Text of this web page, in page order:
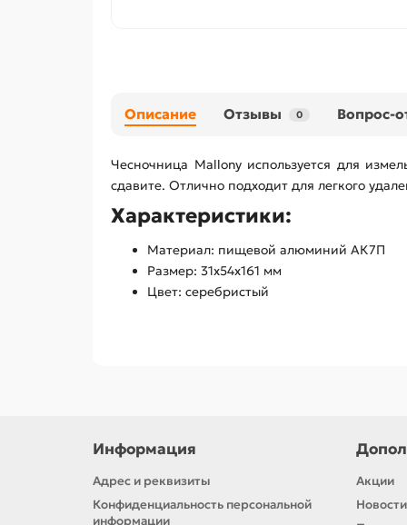
Описание Отзывы 0 Вопрос-
Чесночница Mallony используется для
сдавите. Отлично подходит для легкого
Характеристики:
Материал: пищевой алюминий АК7П
Размер: 31х54х161 мм
Цвет: серебристый
Информация
Адрес и реквизиты
Конфиденциальность персональной
информации
Акции
Новости